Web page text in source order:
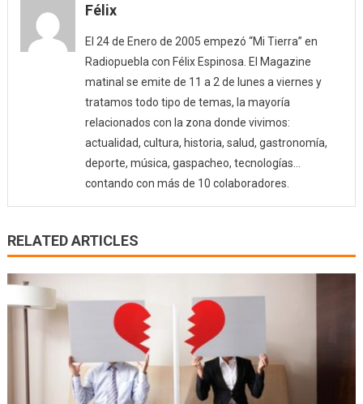
Félix
El 24 de Enero de 2005 empezó “Mi Tierra” en
Radiopuebla con Félix Espinosa. El Magazine
matinal se emite de 11 a 2 de lunes a viernes y
tratamos todo tipo de temas, la mayoría
relacionados con la zona donde vivimos:
actualidad, cultura, historia, salud, gastronomía,
deporte, música, gaspacheo, tecnologías…
contando con más de 10 colaboradores.
RELATED ARTICLES